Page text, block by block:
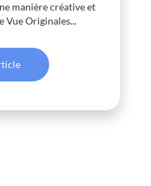
manière créative et
Vue Originales...